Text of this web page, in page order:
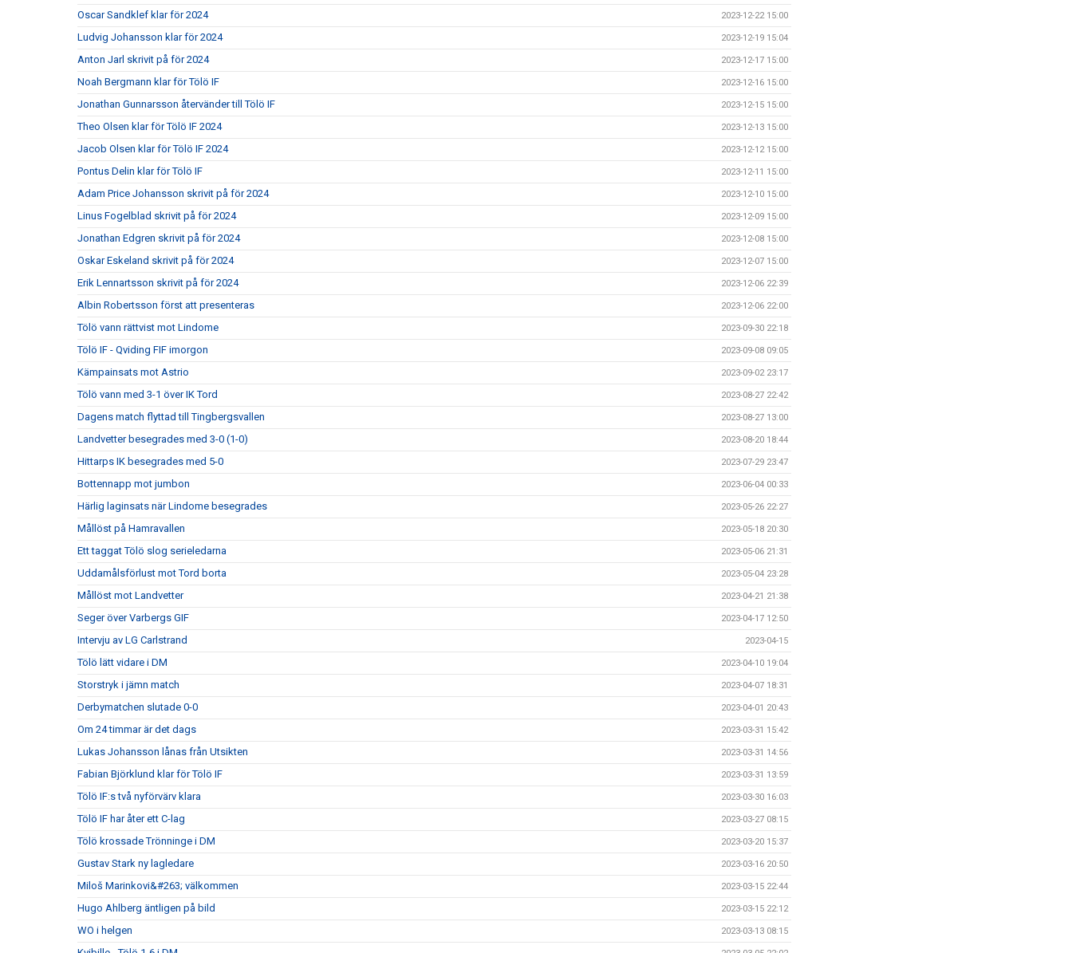
Oscar Sandklef klar för 2024 2023-12-22 15:00
Ludvig Johansson klar för 2024 2023-12-19 15:04
Anton Jarl skrivit på för 2024 2023-12-17 15:00
Noah Bergmann klar för Tölö IF 2023-12-16 15:00
Jonathan Gunnarsson återvänder till Tölö IF 2023-12-15 15:00
Theo Olsen klar för Tölö IF 2024 2023-12-13 15:00
Jacob Olsen klar för Tölö IF 2024 2023-12-12 15:00
Pontus Delin klar för Tölö IF 2023-12-11 15:00
Adam Price Johansson skrivit på för 2024 2023-12-10 15:00
Linus Fogelblad skrivit på för 2024 2023-12-09 15:00
Jonathan Edgren skrivit på för 2024 2023-12-08 15:00
Oskar Eskeland skrivit på för 2024 2023-12-07 15:00
Erik Lennartsson skrivit på för 2024 2023-12-06 22:39
Albin Robertsson först att presenteras 2023-12-06 22:00
Tölö vann rättvist mot Lindome 2023-09-30 22:18
Tölö IF - Qviding FIF imorgon 2023-09-08 09:05
Kämpainsats mot Astrio 2023-09-02 23:17
Tölö vann med 3-1 över IK Tord 2023-08-27 22:42
Dagens match flyttad till Tingbergsvallen 2023-08-27 13:00
Landvetter besegrades med 3-0 (1-0) 2023-08-20 18:44
Hittarps IK besegrades med 5-0 2023-07-29 23:47
Bottennapp mot jumbon 2023-06-04 00:33
Härlig laginsats när Lindome besegrades 2023-05-26 22:27
Mållöst på Hamravallen 2023-05-18 20:30
Ett taggat Tölö slog serieledarna 2023-05-06 21:31
Uddamålsförlust mot Tord borta 2023-05-04 23:28
Mållöst mot Landvetter 2023-04-21 21:38
Seger över Varbergs GIF 2023-04-17 12:50
Intervju av LG Carlstrand 2023-04-15
Tölö lätt vidare i DM 2023-04-10 19:04
Storstryk i jämn match 2023-04-07 18:31
Derbymatchen slutade 0-0 2023-04-01 20:43
Om 24 timmar är det dags 2023-03-31 15:42
Lukas Johansson lånas från Utsikten 2023-03-31 14:56
Fabian Björklund klar för Tölö IF 2023-03-31 13:59
Tölö IF:s två nyförvärv klara 2023-03-30 16:03
Tölö IF har åter ett C-lag 2023-03-27 08:15
Tölö krossade Trönninge i DM 2023-03-20 15:37
Gustav Stark ny lagledare 2023-03-16 20:50
Miloš Marinkovi&#263; välkommen 2023-03-15 22:44
Hugo Ahlberg äntligen på bild 2023-03-15 22:12
WO i helgen 2023-03-13 08:15